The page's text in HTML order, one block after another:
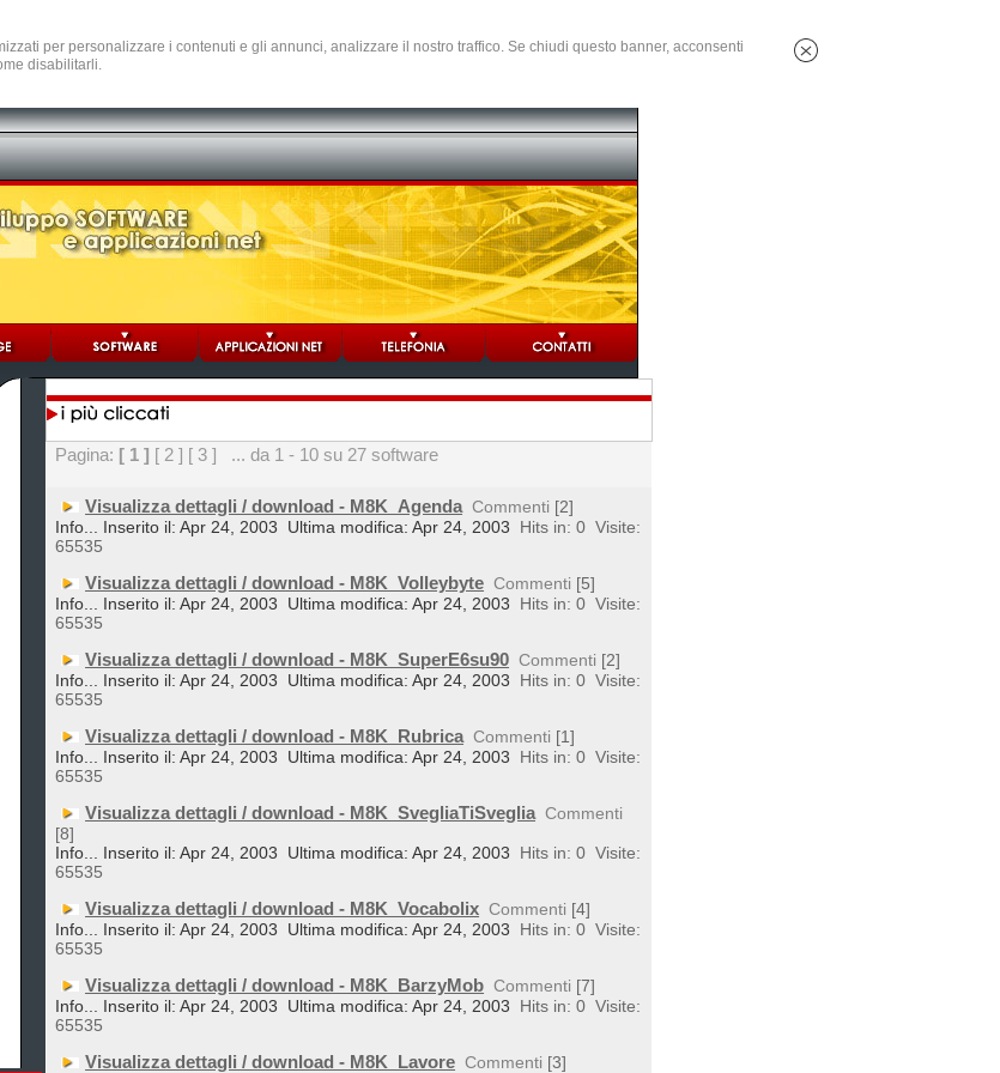
per personalizzare i contenuti e gli annunci, analizzare il nostro traffico. Se chiudi questo banner, acconsenti
disabilitarli.
Pagina: [ 1 ] [ 2 ] [ 3 ] ... da 1 - 10 su 27 software
Visualizza dettagli / download - M8K_Agenda Commenti [2]
Info... Inserito il: Apr 24, 2003
Ultima modifica: Apr 24, 2003 Hits in: 0 Visite:
65535
Visualizza dettagli / download - M8K_Volleybyte Commenti [5]
Info... Inserito il: Apr 24, 2003
Ultima modifica: Apr 24, 2003 Hits in: 0 Visite:
65535
Visualizza dettagli / download - M8K_SuperE6su90 Commenti [2]
Info... Inserito il: Apr 24, 2003
Ultima modifica: Apr 24, 2003 Hits in: 0 Visite:
65535
Visualizza dettagli / download - M8K_Rubrica Commenti [1]
Info... Inserito il: Apr 24, 2003
Ultima modifica: Apr 24, 2003 Hits in: 0 Visite:
65535
Visualizza dettagli / download - M8K_SvegliaTiSveglia Commenti
[8]
Info... Inserito il: Apr 24, 2003
Ultima modifica: Apr 24, 2003 Hits in: 0 Visite:
65535
Visualizza dettagli / download - M8K_Vocabolix Commenti [4]
Info... Inserito il: Apr 24, 2003
Ultima modifica: Apr 24, 2003 Hits in: 0 Visite:
65535
Visualizza dettagli / download - M8K_BarzyMob Commenti [7]
Info... Inserito il: Apr 24, 2003
Ultima modifica: Apr 24, 2003 Hits in: 0 Visite:
65535
Visualizza dettagli / download - M8K_Lavore Commenti [3]